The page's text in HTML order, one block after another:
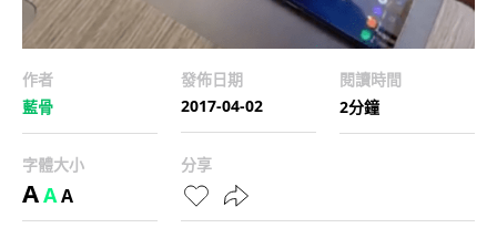
作者
藍骨
發佈日期
2017-04-02
閱讀時間
2分鐘
字體大小
AAA
分享